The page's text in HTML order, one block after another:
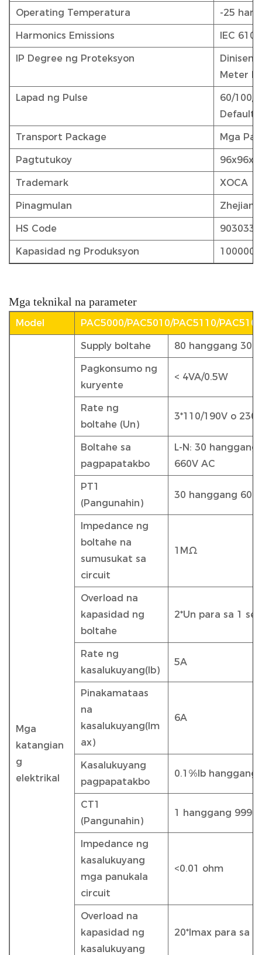
Operating Temperatura -25
Harmonics Emissions IEC
IP Degree ng Proteksyon
Meter
Lapad ng Pulse
60/100/
Default
Transport Package Mga
Pagtutukoy
Trademark XOCA
Pinagmulan
HS Code
Kapasidad ng Produksyon
Mga teknikal na parameter
Model PAC5000/PAC5010/PAC5110/PAC5100
Mga
katangian
g
elektrikal
Supply boltahe 80 hanggang 300
Pagkonsumo ng
kuryente
< 4VA/0.5W
Rate ng
boltahe (Un)
3*110/190V o
Boltahe sa
pagpapatakbo
L-N: 30 hanggang
660V AC
PT1
(Pangunahin)
30 hanggang
Impedance ng
boltahe na
sumusukat sa
circuit
1MΩ
Overload na
kapasidad ng
boltahe
2*Un para sa 1
Rate ng
kasalukuyang(Ib)
5A
Pinakamataas
na
kasalukuyang(Im
ax)
6A
Kasalukuyang
pagpapatakbo
0.1%Ib hanggang
CT1
(Pangunahin)
1 hanggang 9999
Impedance ng
kasalukuyang
mga panukala
circuit
<0.01 ohm
Overload na
kapasidad ng
kasalukuyang
20*Imax para sa